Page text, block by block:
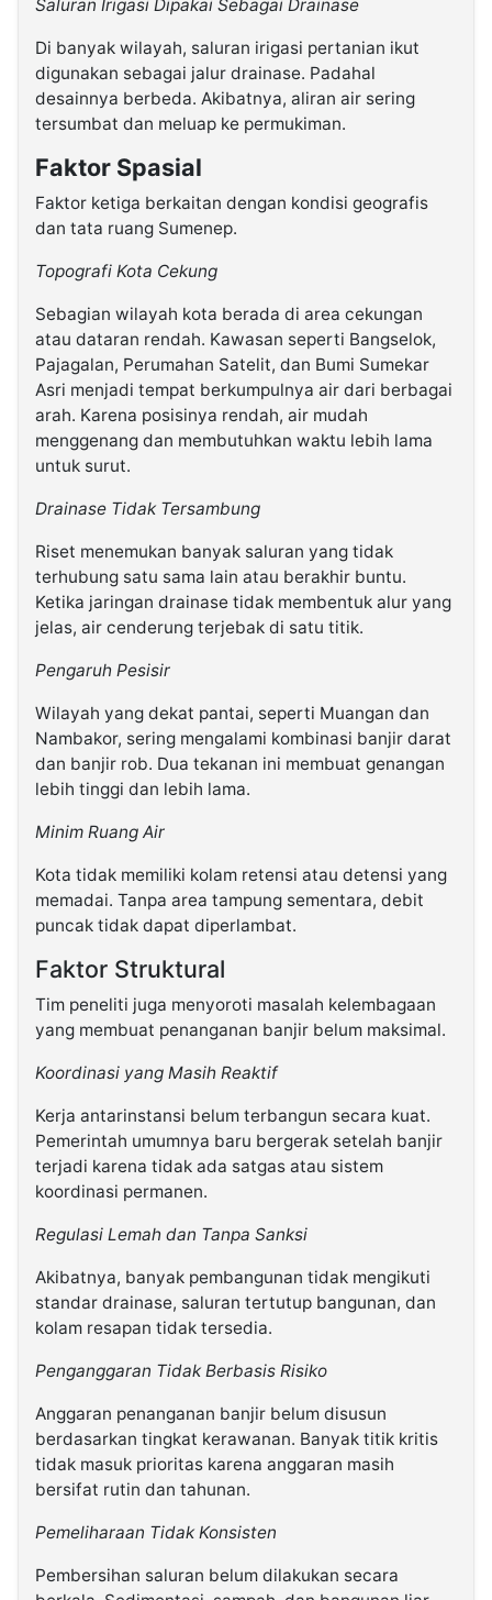
Saluran Irigasi Dipakai Sebagai Drainase
Di banyak wilayah, saluran irigasi pertanian ikut
digunakan sebagai jalur drainase. Padahal
desainnya berbeda. Akibatnya, aliran air sering
tersumbat dan meluap ke permukiman.
Faktor Spasial
Faktor ketiga berkaitan dengan kondisi geografis
dan tata ruang Sumenep.
Topografi Kota Cekung
Sebagian wilayah kota berada di area cekungan
atau dataran rendah. Kawasan seperti Bangselok,
Pajagalan, Perumahan Satelit, dan Bumi Sumekar
Asri menjadi tempat berkumpulnya air dari berbagai
arah. Karena posisinya rendah, air mudah
menggenang dan membutuhkan waktu lebih lama
untuk surut.
Drainase Tidak Tersambung
Riset menemukan banyak saluran yang tidak
terhubung satu sama lain atau berakhir buntu.
Ketika jaringan drainase tidak membentuk alur yang
jelas, air cenderung terjebak di satu titik.
Pengaruh Pesisir
Wilayah yang dekat pantai, seperti Muangan dan
Nambakor, sering mengalami kombinasi banjir darat
dan banjir rob. Dua tekanan ini membuat genangan
lebih tinggi dan lebih lama.
Minim Ruang Air
Kota tidak memiliki kolam retensi atau detensi yang
memadai. Tanpa area tampung sementara, debit
puncak tidak dapat diperlambat.
Faktor Struktural
Tim peneliti juga menyoroti masalah kelembagaan
yang membuat penanganan banjir belum maksimal.
Koordinasi yang Masih Reaktif
Kerja antarinstansi belum terbangun secara kuat.
Pemerintah umumnya baru bergerak setelah banjir
terjadi karena tidak ada satgas atau sistem
koordinasi permanen.
Regulasi Lemah dan Tanpa Sanksi
Akibatnya, banyak pembangunan tidak mengikuti
standar drainase, saluran tertutup bangunan, dan
kolam resapan tidak tersedia.
Penganggaran Tidak Berbasis Risiko
Anggaran penanganan banjir belum disusun
berdasarkan tingkat kerawanan. Banyak titik kritis
tidak masuk prioritas karena anggaran masih
bersifat rutin dan tahunan.
Pemeliharaan Tidak Konsisten
Pembersihan saluran belum dilakukan secara